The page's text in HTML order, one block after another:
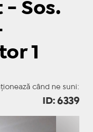
- Sos.
1
când ne suni:
ID: 6339